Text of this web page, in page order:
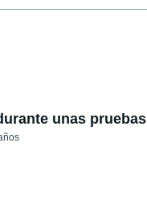
unas pruebas